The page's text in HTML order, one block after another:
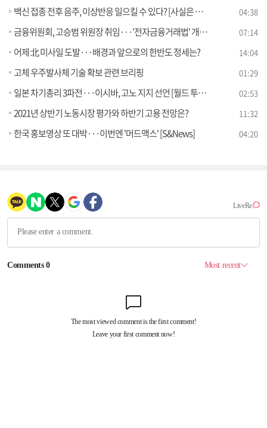
백신 접종 전후 음주, 이상반응 일으킬 수 있다? [사실은 이렇습니다] 04:38
금융위원회, 고승범 위원장 취임···'전자금융거래법' 개정안, 전면 재검토? [사실은 이렇습니다] 07:14
어제 北 미사일 도발···배경과 앞으로의 한반도 정세는? 14:04
고체 우주발사체 기술 확보 관련 브리핑 01:29
일본 차기총리 3파전···이시바, 고노 지지 선언 [월드 투데이] 02:53
2021년 상반기 노동시장 평가와 하반기 고용 전망은? 11:32
한국 홍보영상 또 대박···이번엔 '머드맥스' [S&News] 04:20